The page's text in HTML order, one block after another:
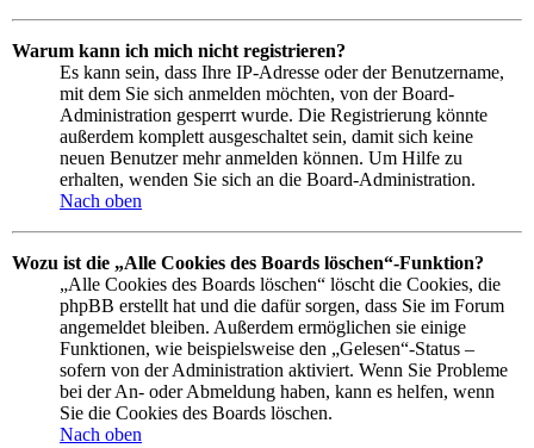
Warum kann ich mich nicht registrieren?
Es kann sein, dass Ihre IP-Adresse oder der Benutzername,
mit dem Sie sich anmelden möchten, von der Board-
Administration gesperrt wurde. Die Registrierung könnte
außerdem komplett ausgeschaltet sein, damit sich keine
neuen Benutzer mehr anmelden können. Um Hilfe zu
erhalten, wenden Sie sich an die Board-Administration.
Nach oben
Wozu ist die „Alle Cookies des Boards löschen“-Funktion?
„Alle Cookies des Boards löschen“ löscht die Cookies, die
phpBB erstellt hat und die dafür sorgen, dass Sie im Forum
angemeldet bleiben. Außerdem ermöglichen sie einige
Funktionen, wie beispielsweise den „Gelesen“-Status –
sofern von der Administration aktiviert. Wenn Sie Probleme
bei der An- oder Abmeldung haben, kann es helfen, wenn
Sie die Cookies des Boards löschen.
Nach oben